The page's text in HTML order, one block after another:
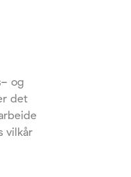
og
det
vilkår